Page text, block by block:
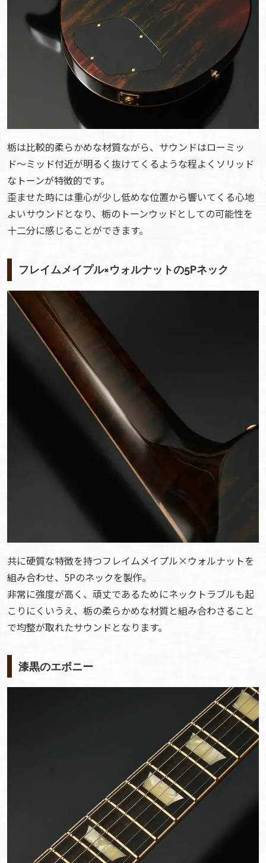
栃は比較的柔らかめな材質ながら、サウンドはローミッ
ド〜ミッド付近が明るく抜けてくるような程よくソリッド
なトーンが特徴的です。
歪ませた時には重心が少し低めな位置から響いてくる心地
よいサウンドとなり、栃のトーンウッドとしての可能性を
十二分に感じることができます。
フレイムメイプル×ウォルナットの5Pネック
共に硬質な特徴を持つフレイムメイプル×ウォルナットを
組み合わせ、5Pのネックを製作。
非常に強度が高く、頑丈であるためにネックトラブルも起
こりにくいうえ、栃の柔らかめな材質と組み合わさること
で均整が取れたサウンドとなります。
漆黒のエボニー